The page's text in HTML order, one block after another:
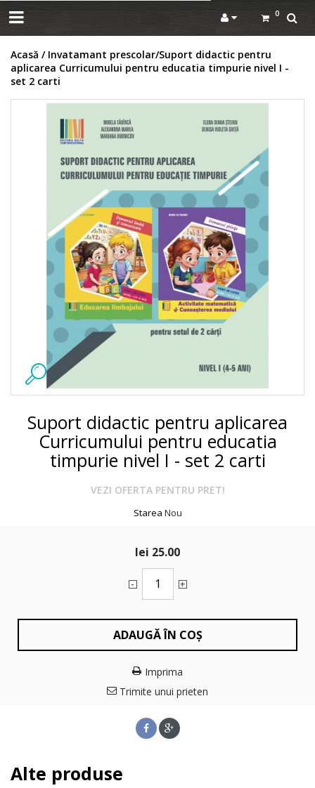
0
Acasă Invatamant prescolar Suport didactic pentru
aplicarea Curricumului pentru educatia timpurie nivel I -
set 2 carti
Suport didactic pentru aplicarea
Curricumului pentru educatia
timpurie nivel I - set 2 carti
VEZI OFERTA PENTRU PRET!
Starea Nou
lei 25.00
+
-
ADAUGĂ ÎN COȘ
Imprima
Trimite unui prieten
Alte produse